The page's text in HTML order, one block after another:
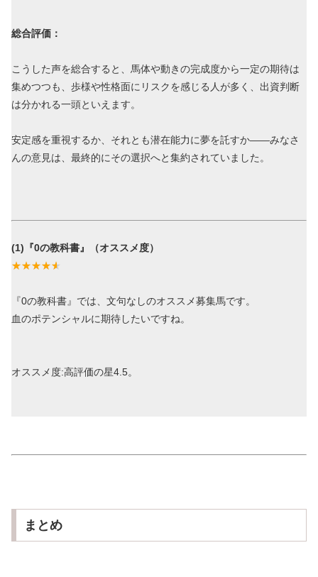
総合評価：
こうした声を総合すると、馬体や動きの完成度から一定の期待は
集めつつも、歩様や性格面にリスクを感じる人が多く、出資判断
は分かれる一頭といえます。
安定感を重視するか、それとも潜在能力に夢を託すか――みなさ
んの意見は、最終的にその選択へと集約されていました。
(1)『0の教科書』（オススメ度）
『0の教科書』では、文句なしのオススメ募集馬です。
血のポテンシャルに期待したいですね。
オススメ度:高評価の星4.5。
まとめ